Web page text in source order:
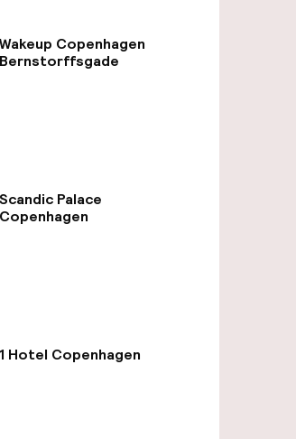
Wakeup Copenhagen
Bernstorffsgade
Scandic Palace
Copenhagen
1 Hotel Copenhagen